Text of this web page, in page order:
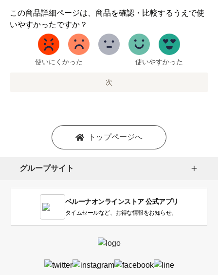
この商品詳細ページは、商品を確認・比較するうえで使
いやすかったですか？
1
か
い
使いにくかった 使いやすかった
次
トップページへ
グループサイト
ベルーナオンラインストア 公式アプリ
タイムセールなど、お得な情報をお知らせ。